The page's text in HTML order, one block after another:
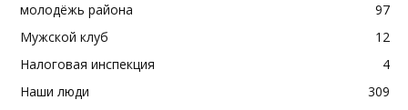
молодёжь района
97
Мужской клуб
12
Налоговая инспекция
4
Наши люди
309